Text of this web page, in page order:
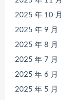
2025 年 10 月
2025 年 9 月
2025 年 8 月
2025 年 7 月
2025 年 6 月
2025 年 5 月